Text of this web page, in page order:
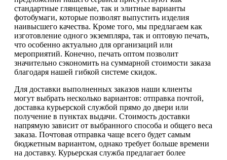
стандартные глянцевые, так и элитные варианты
фотобумаги, которые позволят выпустить изделия
наивысшего качества. Кроме того, мы предлагаем как
изготовление одного экземпляра, так и оптовую печать,
что особенно актуально для организаций или
мероприятий. Конечно, печать оптом позволит
значительно сэкономить на суммарной стоимости заказа
благодаря нашей гибкой системе скидок.
Для доставки выполненных заказов наши клиенты
могут выбрать несколько вариантов: отправка почтой,
доставка курьерской службой прямо до двери или
получение в пунктах выдачи. Стоимость доставки
напрямую зависит от выбранного способа и общего веса
заказа. Почтовая отправка чаще всего будет самым
бюджетным вариантом, однако требует больше времени
на доставку. Курьерская служба предлагает более